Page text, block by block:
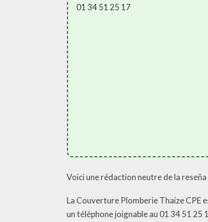
01 34 51 25 17
Voici une rédaction neutre de la reseña
La Couverture Plomberie Thaize CPE
un téléphone joignable au 01 34 51